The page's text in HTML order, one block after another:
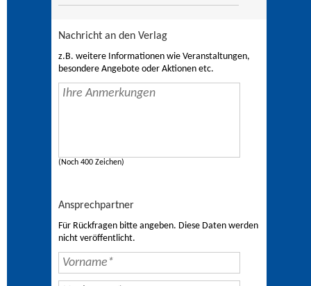
Nachricht an den Verlag
z.B. weitere Informationen wie Veranstaltungen,
besondere Angebote oder Aktionen etc.
(Noch 400 Zeichen)
Ansprechpartner
Für Rückfragen bitte angeben. Diese Daten werden
nicht veröffentlicht.